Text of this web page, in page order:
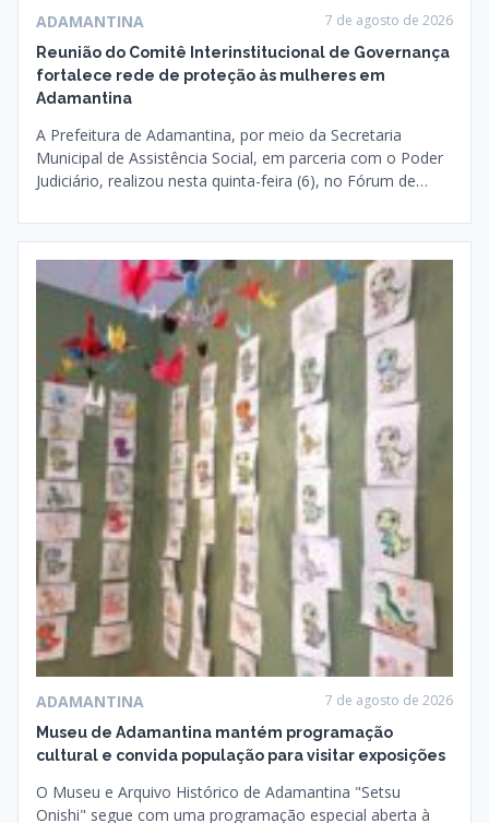
ADAMANTINA 7 de agosto de 2026
Reunião do Comitê Interinstitucional de Governança
fortalece rede de proteção às mulheres em
Adamantina
A Prefeitura de Adamantina, por meio da Secretaria
Municipal de Assistência Social, em parceria com o Poder
Judiciário, realizou nesta quinta-feira (6), no Fórum de…
ADAMANTINA 7 de agosto de 2026
Museu de Adamantina mantém programação
cultural e convida população para visitar exposições
O Museu e Arquivo Histórico de Adamantina "Setsu
Onishi" segue com uma programação especial aberta à